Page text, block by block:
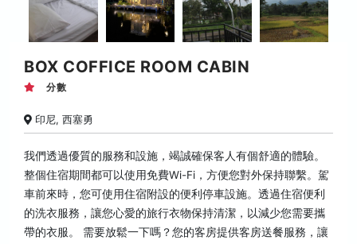
BOX COFFICE ROOM CABIN
分數
印尼, 西塞勇
我們透過優質的服務和設施，竭誠確保客人有個舒適的體驗。
整個住宿期間都可以使用免費Wi-Fi，方便您對外保持聯繫。駕
車前來時，您可使用住宿附設的便利停車設施。透過住宿便利
的洗衣服務，讓您心愛的旅行衣物保持清潔，以減少您需要攜
帶的衣服。 需要放鬆一下嗎？您的客房提供客房送餐服務，讓